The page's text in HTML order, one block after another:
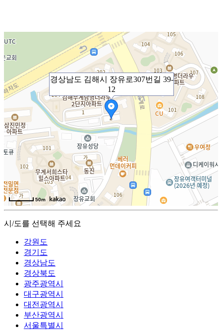
경상남도 김해시 장유로307번길 39-
12
50m
시/도를 선택해 주세요
강원도
경기도
경상남도
경상북도
광주광역시
대구광역시
대전광역시
부산광역시
서울특별시